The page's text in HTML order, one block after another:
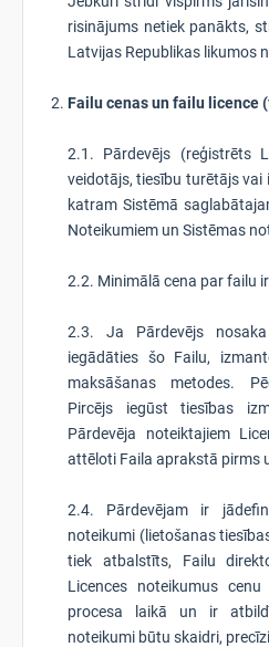
risinājums netiek panākts,
Latvijas Republikas likumos
Failu cenas un failu licence
2.1. Pārdevējs (reģistrēts
veidotājs, tiesību turētājs
katram Sistēmā
Noteikumiem un Sistēmas
2.2. Minimālā cena par failu
2.3. Ja Pārdevējs
iegādāties šo Failu,
maksāšanas metodes.
Pircējs iegūst tiesības
Pārdevēja noteiktajiem
attēloti Faila aprakstā pirms
2.4. Pārdevējam ir
noteikumi (lietošanas
tiek atbalstīts, Failu
Licences noteikumus cenu
procesa laikā un ir
noteikumi būtu skaidri,